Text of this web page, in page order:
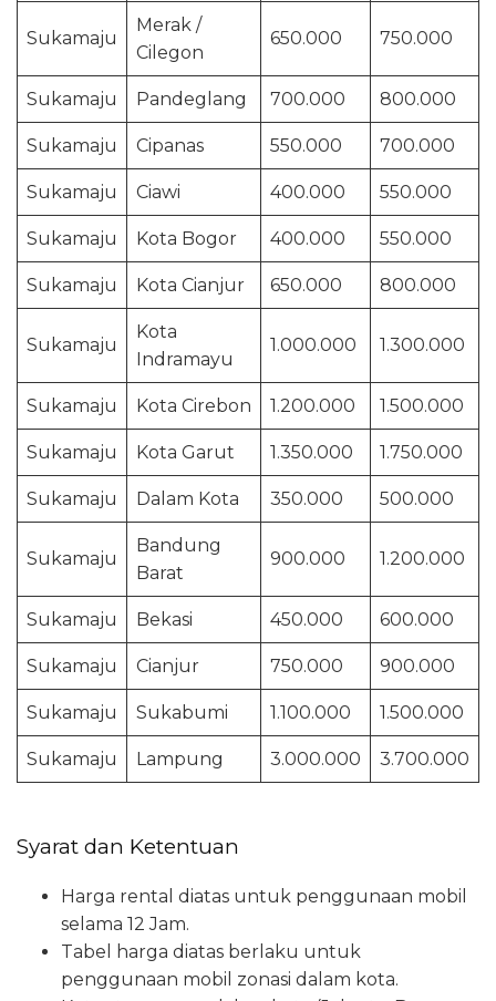
Sukamaju
Merak /
Cilegon
650.000 750.000
Sukamaju Pandeglang 700.000 800.000
Sukamaju Cipanas 550.000 700.000
Sukamaju Ciawi 400.000 550.000
Sukamaju Kota Bogor 400.000 550.000
Sukamaju Kota Cianjur 650.000 800.000
Sukamaju
Kota
Indramayu
1.000.000 1.300.000
Sukamaju Kota Cirebon 1.200.000 1.500.000
Sukamaju Kota Garut 1.350.000 1.750.000
Sukamaju Dalam Kota 350.000 500.000
Sukamaju
Bandung
Barat
900.000 1.200.000
Sukamaju Bekasi 450.000 600.000
Sukamaju Cianjur 750.000 900.000
Sukamaju Sukabumi 1.100.000 1.500.000
Sukamaju Lampung 3.000.000 3.700.000
Syarat dan Ketentuan
Harga rental diatas untuk penggunaan mobil
selama 12 Jam.
Tabel harga diatas berlaku untuk
penggunaan mobil zonasi dalam kota.